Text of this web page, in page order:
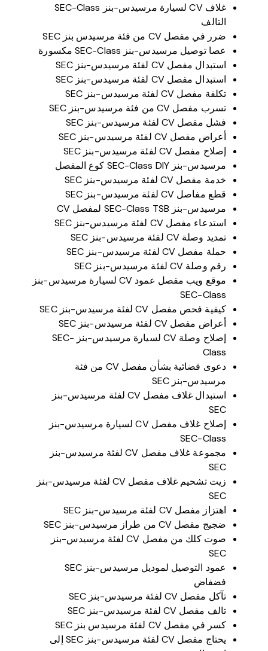
غلاف CV لسيارة مرسيدس-بنز SEC-Class
التالف
ضرر في مفصل CV من فئة مرسيدس بنز SEC
عصا توصيل مرسيدس-بنز SEC-Class مكسورة
استبدال مفصل CV لفئة مرسيدس-بنز SEC
استبدال مفصل CV لفئة مرسيدس-بنز SEC
تكلفة مفصل CV لفئة مرسيدس-بنز SEC
تسرب مفصل CV من فئة مرسيدس-بنز SEC
فشل مفصل CV لفئة مرسيدس-بنز SEC
أعراض مفصل CV لفئة مرسيدس-بنز SEC
إصلاح مفصل CV لفئة مرسيدس-بنز SEC
مرسيدس-بنز SEC-Class DIY كوع المفصل
خدمة مفصل CV لفئة مرسيدس-بنز SEC
قطع مفاصل CV لفئة مرسيدس-بنز SEC
مرسيدس-بنز SEC-Class TSB لمفصل CV
استدعاء مفصل CV لفئة مرسيدس-بنز SEC
تمديد وصلة CV لفئة مرسيدس-بنز SEC
حملة مفصل CV لفئة مرسيدس-بنز SEC
رقم وصلة CV لفئة مرسيدس-بنز SEC
موقع ويب مفصل عمود CV لسيارة مرسيدس-بنز
SEC-Class
كيفية فحص مفصل CV لفئة مرسيدس-بنز SEC
أعراض مفصل CV لفئة مرسيدس-بنز SEC
إصلاح وصلة CV لسيارة مرسيدس-بنز SEC-
Class
دعوى قضائية بشأن مفصل CV من فئة
مرسيدس-بنز SEC
استبدال غلاف مفصل CV لفئة مرسيدس-بنز
SEC
إصلاح غلاف مفصل CV لسيارة مرسيدس-بنز
SEC-Class
مجموعة غلاف مفصل CV لفئة مرسيدس-بنز
SEC
زيت تشحيم غلاف مفصل CV لفئة مرسيدس-بنز
SEC
اهتزاز مفصل CV لفئة مرسيدس-بنز SEC
ضجيج مفصل CV من طراز مرسيدس-بنز SEC
صوت كلك من مفصل CV لفئة مرسيدس-بنز
SEC
عمود التوصيل لموديل مرسيدس-بنز SEC
فضفاض
تآكل مفصل CV لفئة مرسيدس-بنز SEC
تالف مفصل CV لفئة مرسيدس-بنز SEC
كسر في مفصل CV لفئة مرسيدس بنز SEC
يحتاج مفصل CV لفئة مرسيدس-بنز SEC إلى